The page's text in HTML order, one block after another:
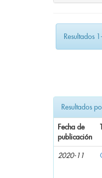
Resultados
Resultados
Fecha de
publicación
2020-11